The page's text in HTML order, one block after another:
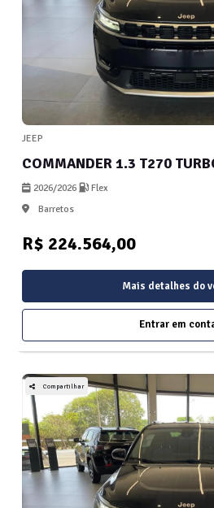
JEEP
COMMANDER 1.3 T270
2026/2026
Flex
Barretos
R$ 224.564,00
Mais detalhes do
Entrar em
Compartilhar